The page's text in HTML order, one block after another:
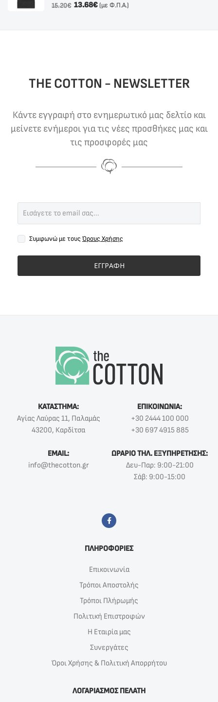
15.20€ 13.68€ (με Φ.Π.Α.)
THE COTTON - NEWSLETTER
Κάντε εγγραφή στο ενημερωτικό μας δελτίο και
μείνετε ενήμεροι για τις νέες προσθήκες μας και
τις προσφορές μας
Συμφωνώ με τους Όρους Χρήσης
ΕΓΓΡΑΦΗ
ΚΑΤΑΣΤΗΜΑ:
Αγίας Λαύρας 11, Παλαμάς
43200, Καρδίτσα
ΕΠΙΚΟΙΝΩΝΙΑ:
+30 2444 100 000
+30 697 4915 885
EMAIL:
info@thecotton.gr
ΩΡΑΡΙΟ ΤΗΛ. ΕΞΥΠΗΡΕΤΗΣΗΣ:
Δευ-Παρ: 9:00-21:00
Σάβ: 9:00-15:00
ΠΛΗΡΟΦΟΡΙΕΣ
Επικοινωνία
Τρόποι Αποστολής
Τρόποι Πλήρωμής
Πολιτική Επιστροφών
Η Εταιρία μας
Συνεργάτες
Όροι Χρήσης & Πολιτική Απορρήτου
ΛΟΓΑΡΙΑΣΜΟΣ ΠΕΛΑΤΗ